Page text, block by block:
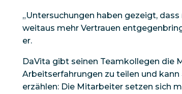
„Untersuchungen haben gezeigt,
weitaus mehr Vertrauen
er.
DaVita gibt seinen Teamkollegen die
Arbeitserfahrungen zu teilen und
erzählen: Die Mitarbeiter setzen sich